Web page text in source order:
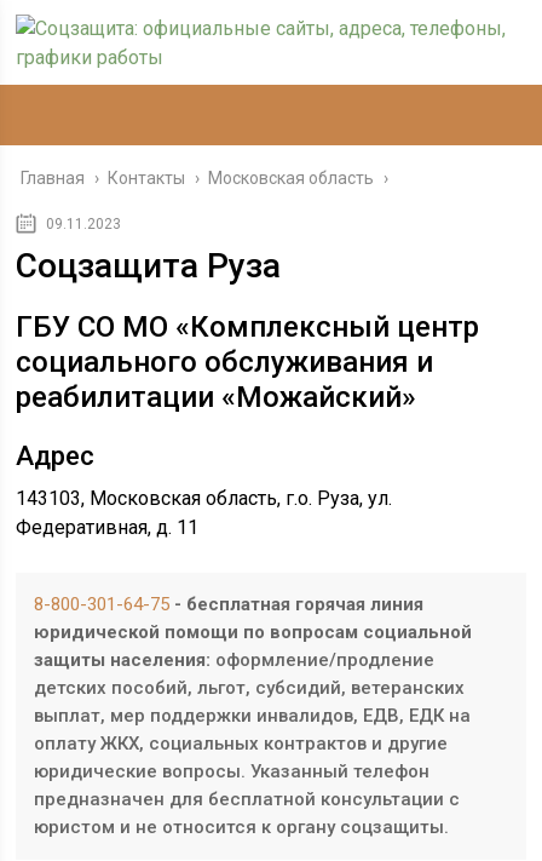
Главная › Контакты › Московская область ›
09.11.2023
Соцзащита Руза
ГБУ СО МО «Комплексный центр
социального обслуживания и
реабилитации «Можайский»
Адрес
143103, Московская область, г.о. Руза, ул.
Федеративная, д. 11
8-800-301-64-75 - бесплатная горячая линия
юридической помощи по вопросам социальной
защиты населения: оформление/продление
детских пособий, льгот, субсидий, ветеранских
выплат, мер поддержки инвалидов, ЕДВ, ЕДК на
оплату ЖКХ, социальных контрактов и другие
юридические вопросы. Указанный телефон
предназначен для бесплатной консультации с
юристом и не относится к органу соцзащиты.